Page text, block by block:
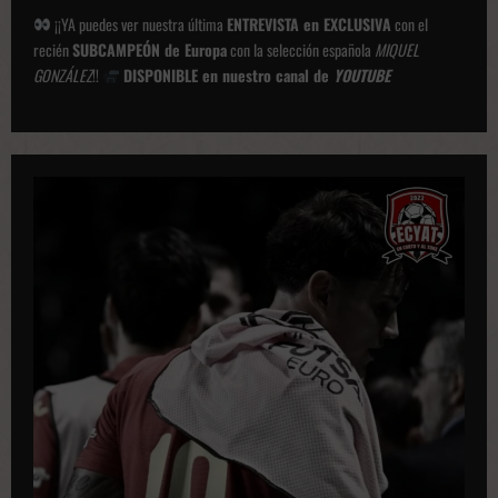
¡¡YA puedes ver nuestra última ENTREVISTA en EXCLUSIVAcon el
reciénSUBCAMPEÓN de Europacon la selección española MIQUEL
GONZÁLEZ!! DISPONIBLE en nuestro canal de YOUTUBE